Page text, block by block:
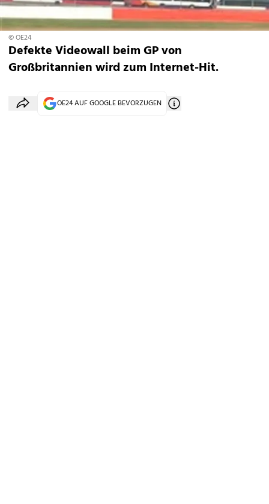
© OE24
Defekte Videowall beim GP von
Großbritannien wird zum Internet-Hit.
OE24 AUF GOOGLE BEVORZUGEN